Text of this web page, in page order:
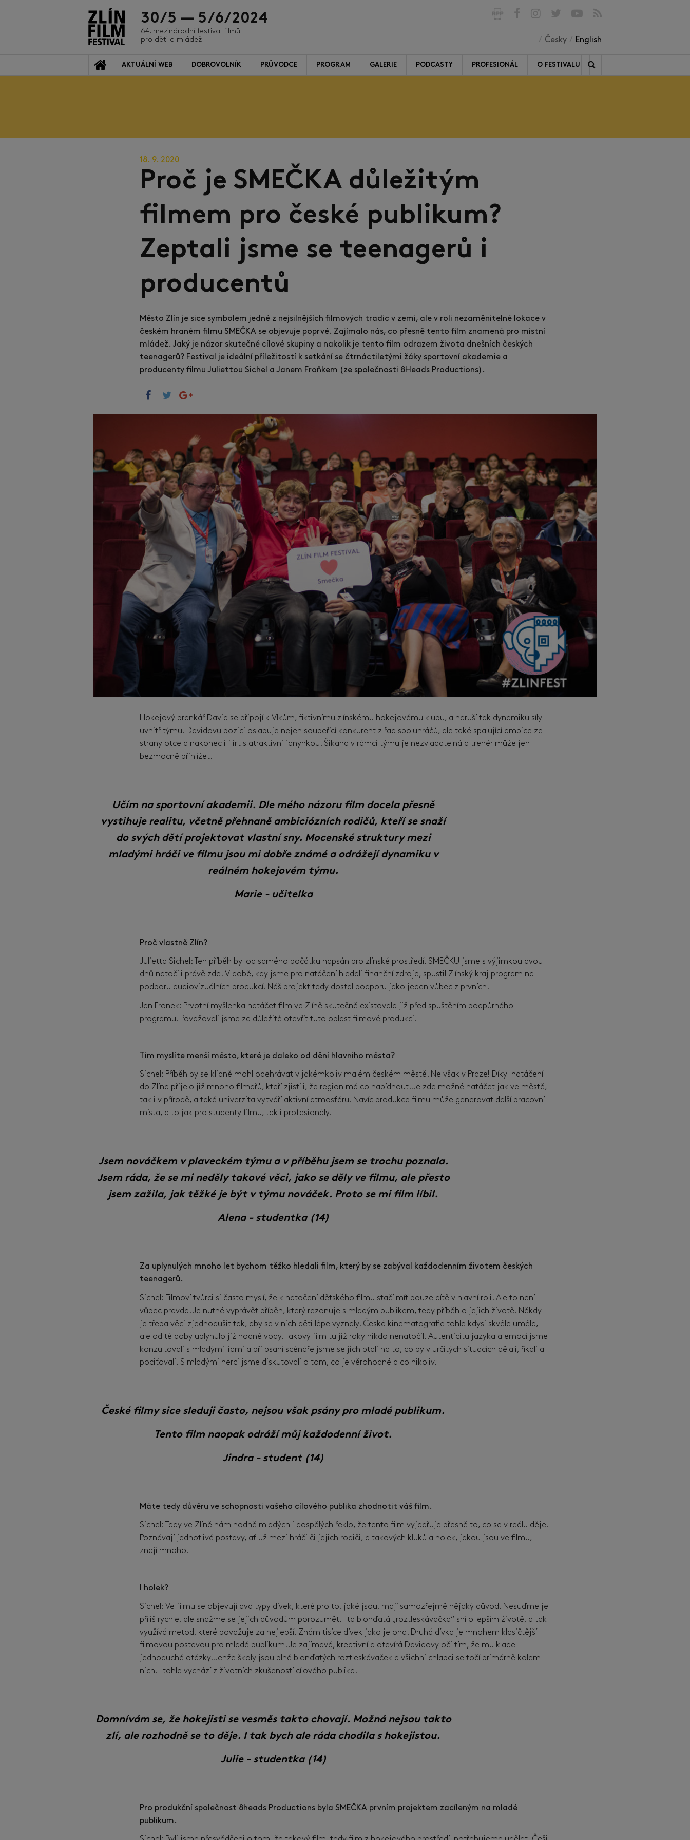
30/5 — 5/6/2024
64. mezinárodní festival filmů
pro děti a mládež
Česky English
AKTUÁLNÍ WEB DOBROVOLNÍK PRŮVODCE PROGRAM GALERIE PODCASTY PROFESIONÁL O FESTIVALU
18. 9. 2020
Proč je SMEČKA důležitým
filmem pro české publikum?
Zeptali jsme se teenagerů i
producentů
Město Zlín je sice symbolem jedné z nejsilnějších filmových tradic v zemi, ale v roli nezaměnitelné lokace v
českém hraném filmu SMEČKA se objevuje poprvé. Zajímalo nás, co přesně tento film znamená pro místní
mládež. Jaký je názor skutečné cílové skupiny a nakolik je tento film odrazem života dnešních českých
teenagerů? Festival je ideální příležitostí k setkání se čtrnáctiletými žáky sportovní akademie a
producenty filmu Juliettou Sichel a Janem Froňkem (ze společnosti 8Heads Productions).
Hokejový brankář David se připojí k Vlkům, fiktivnímu zlínskému hokejovému klubu, a naruší tak dynamiku síly
uvnitř týmu. Davidovu pozici oslabuje nejen soupeřící konkurent z řad spoluhráčů, ale také spalující ambice ze
strany otce a nakonec i flirt s atraktivní fanynkou. Šikana v rámci týmu je nezvladatelná a trenér může jen
bezmocně přihlížet.
Učím na sportovní akademii. Dle mého názoru film docela přesně
vystihuje realitu, včetně přehnaně ambiciózních rodičů, kteří se snaží
do svých dětí projektovat vlastní sny. Mocenské struktury mezi
mladými hráči ve filmu jsou mi dobře známé a odrážejí dynamiku v
reálném hokejovém týmu.
Marie - učitelka
Proč vlastně Zlín?
Julietta Sichel: Ten příběh byl od samého počátku napsán pro zlínské prostředí. SMEČKU jsme s výjimkou dvou
dnů natočili právě zde. V době, kdy jsme pro natáčení hledali finanční zdroje, spustil Zlínský kraj program na
podporu audiovizuálních produkcí. Náš projekt tedy dostal podporu jako jeden vůbec z prvních.
Jan Fronek: Prvotní myšlenka natáčet film ve Zlíně skutečně existovala již před spuštěním podpůrného
programu. Považovali jsme za důležité otevřít tuto oblast filmové produkci.
Tím myslíte menší město, které je daleko od dění hlavního města?
Sichel: Příběh by se klidně mohl odehrávat v jakémkoliv malém českém městě. Ne však v Praze! Díky natáčení
do Zlína přijelo již mnoho filmařů, kteří zjistili, že region má co nabídnout. Je zde možné natáčet jak ve městě,
tak i v přírodě, a také univerzita vytváří aktivní atmosféru. Navíc produkce filmu může generovat další pracovní
místa, a to jak pro studenty filmu, tak i profesionály.
Jsem nováčkem v plaveckém týmu a v příběhu jsem se trochu poznala.
Jsem ráda, že se mi neděly takové věci, jako se děly ve filmu, ale přesto
jsem zažila, jak těžké je být v týmu nováček. Proto se mi film líbil.
Alena - studentka (14)
Za uplynulých mnoho let bychom těžko hledali film, který by se zabýval každodenním životem českých
teenagerů.
Sichel: Filmoví tvůrci si často myslí, že k natočení dětského filmu stačí mít pouze dítě v hlavní roli. Ale to není
vůbec pravda. Je nutné vyprávět příběh, který rezonuje s mladým publikem, tedy příběh o jejich životě. Někdy
je třeba věci zjednodušit tak, aby se v nich děti lépe vyznaly. Česká kinematografie tohle kdysi skvěle uměla,
ale od té doby uplynulo již hodně vody. Takový film tu již roky nikdo nenatočil. Autenticitu jazyka a emocí jsme
konzultovali s mladými lidmi a při psaní scénáře jsme se jich ptali na to, co by v určitých situacích dělali, říkali a
pociťovali. S mladými herci jsme diskutovali o tom, co je věrohodné a co nikoliv.
České filmy sice sleduji často, nejsou však psány pro mladé publikum.
Tento film naopak odráží můj každodenní život.
Jindra - student (14)
Máte tedy důvěru ve schopnosti vašeho cílového publika zhodnotit váš film.
Sichel: Tady ve Zlíně nám hodně mladých i dospělých řeklo, že tento film vyjadřuje přesně to, co se v reálu děje.
Poznávají jednotlivé postavy, ať už mezi hráči či jejich rodiči, a takových kluků a holek, jakou jsou ve filmu,
znají mnoho.
I holek?
Sichel: Ve filmu se objevují dva typy dívek, které pro to, jaké jsou, mají samozřejmě nějaký důvod. Nesuďme je
příliš rychle, ale snažme se jejich důvodům porozumět. I ta blonďatá „roztleskávačka“ sní o lepším životě, a tak
využívá metod, které považuje za nejlepší. Znám tisíce dívek jako je ona. Druhá dívka je mnohem klasičtější
filmovou postavou pro mladé publikum. Je zajímavá, kreativní a otevírá Davidovy oči tím, že mu klade
jednoduché otázky. Jenže školy jsou plné blonďatých roztleskávaček a všichni chlapci se točí primárně kolem
nich. I tohle vychází z životních zkušeností cílového publika.
Domnívám se, že hokejisti se vesměs takto chovají. Možná nejsou takto
zlí, ale rozhodně se to děje. I tak bych ale ráda chodila s hokejistou.
Julie - studentka (14)
Pro produkční společnost 8heads Productions byla SMEČKA prvním projektem zacíleným na mladé
publikum.